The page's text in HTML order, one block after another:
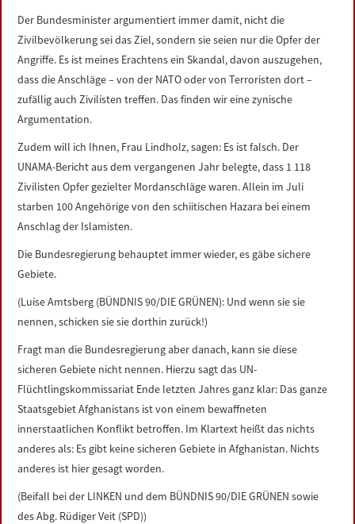
Der Bundesminister argumentiert immer damit, nicht die
Zivilbevölkerung sei das Ziel, sondern sie seien nur die Opfer der
Angriffe. Es ist meines Erachtens ein Skandal, davon auszugehen,
dass die Anschläge – von der NATO oder von Terroristen dort –
zufällig auch Zivilisten treffen. Das finden wir eine zynische
Argumentation.
Zudem will ich Ihnen, Frau Lindholz, sagen: Es ist falsch. Der
UNAMA-Bericht aus dem vergangenen Jahr belegte, dass 1 118
Zivilisten Opfer gezielter Mordanschläge waren. Allein im Juli
starben 100 Angehörige von den schiitischen Hazara bei einem
Anschlag der Islamisten.
Die Bundesregierung behauptet immer wieder, es gäbe sichere
Gebiete.
(Luise Amtsberg (BÜNDNIS 90/DIE GRÜNEN): Und wenn sie sie
nennen, schicken sie sie dorthin zurück!)
Fragt man die Bundesregierung aber danach, kann sie diese
sicheren Gebiete nicht nennen. Hierzu sagt das UN-
Flüchtlingskommissariat Ende letzten Jahres ganz klar: Das ganze
Staatsgebiet Afghanistans ist von einem bewaffneten
innerstaatlichen Konflikt betroffen. Im Klartext heißt das nichts
anderes als: Es gibt keine sicheren Gebiete in Afghanistan. Nichts
anderes ist hier gesagt worden.
(Beifall bei der LINKEN und dem BÜNDNIS 90/DIE GRÜNEN sowie
des Abg. Rüdiger Veit (SPD))